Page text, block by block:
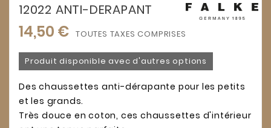
12022 ANTI-DERAPANT
14,50 € TOUTES TAXES COMPRISES
Produit disponible avec d'autres options
Des chaussettes anti-dérapante pour les petits
et les grands.
Très douce en coton, ces chaussettes d'intérieur